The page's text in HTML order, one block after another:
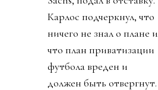
Карлос подчеркнул, что
ничего не знал о плане и
что план приватизации
футбола вреден и
должен быть отвергнут.